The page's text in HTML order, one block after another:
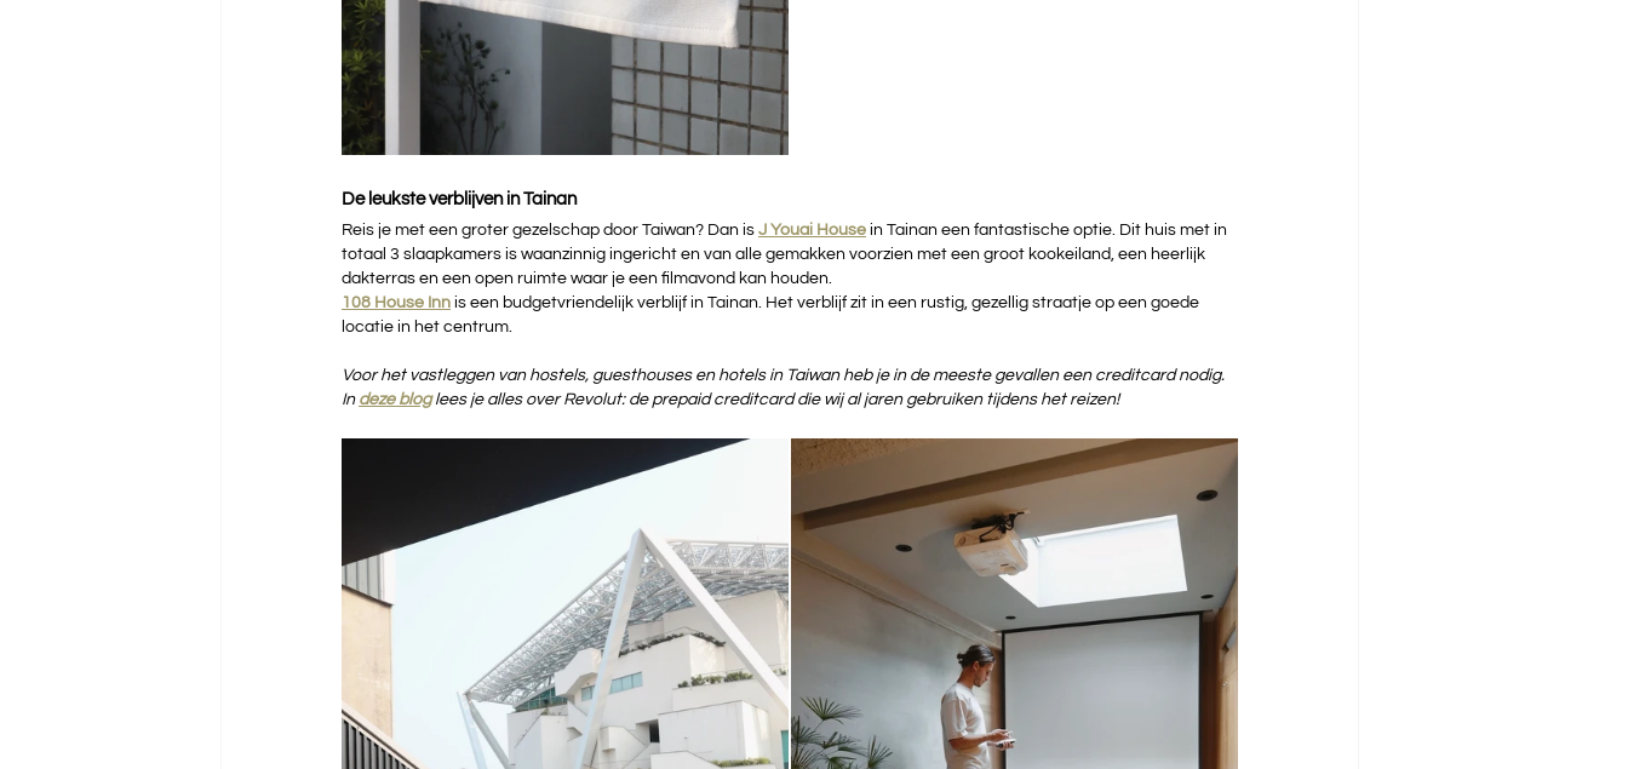
De leukste verblijven in Tainan
Reis je met een groter gezelschap door Taiwan? Dan is J Youai House in Tainan een fantastische optie. Dit huis met in
totaal 3 slaapkamers is waanzinnig ingericht en van alle gemakken voorzien met een groot kookeiland, een heerlijk
dakterras en een open ruimte waar je een filmavond kan houden.
108 House Inn is een budgetvriendelijk verblijf in Tainan. Het verblijf zit in een rustig, gezellig straatje op een goede
locatie in het centrum.
Voor het vastleggen van hostels, guesthouses en hotels in Taiwan heb je in de meeste gevallen een creditcard nodig.
In deze blog lees je alles over Revolut: de prepaid creditcard die wij al jaren gebruiken tijdens het reizen!